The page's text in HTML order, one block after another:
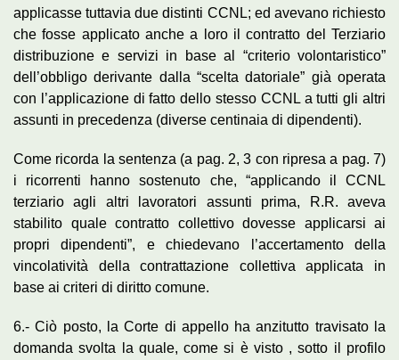
applicasse tuttavia due distinti CCNL; ed avevano richiesto
che fosse applicato anche a loro il contratto del Terziario
distribuzione e servizi in base al “criterio volontaristico”
dell’obbligo derivante dalla “scelta datoriale” già operata
con l’applicazione di fatto dello stesso CCNL a tutti gli altri
assunti in precedenza (diverse centinaia di dipendenti).
Come ricorda la sentenza (a pag. 2, 3 con ripresa a pag. 7)
i ricorrenti hanno sostenuto che, “applicando il CCNL
terziario agli altri lavoratori assunti prima, R.R. aveva
stabilito quale contratto collettivo dovesse applicarsi ai
propri dipendenti”, e chiedevano l’accertamento della
vincolatività della contrattazione collettiva applicata in
base ai criteri di diritto comune.
6.- Ciò posto, la Corte di appello ha anzitutto travisato la
domanda svolta la quale, come si è visto , sotto il profilo